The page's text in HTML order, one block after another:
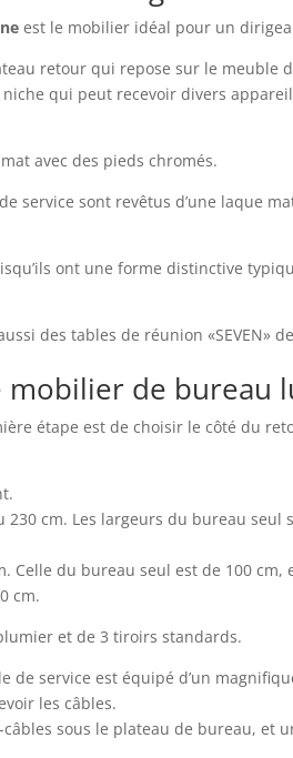
est le mobilier idéal pour un
retour qui repose sur le meuble
qui peut recevoir divers
avec des pieds chromés.
sont revêtus d’une laque
ont une forme distinctive
des tables de réunion «SEVEN»
de bureau
étape est de choisir le côté du
cm. Les largeurs du bureau seul
Celle du bureau seul est de 100
cm.
et de 3 tiroirs standards.
service est équipé d’un
les câbles.
sous le plateau de bureau, et